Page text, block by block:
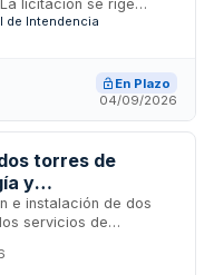
licitación se rige
Público y está
solvencia económica,
técnicas
técnicas
de la
de Intendencia
En Plazo
04/09/2026
torres de
y
Reina Sofía de
e instalación de dos
servicios de
Hospital Reina Sofía
licita este